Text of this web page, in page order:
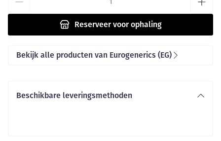
Reserveervoor ophaling
Bekijk alle producten van Eurogenerics (EG)
Beschikbare leveringsmethoden